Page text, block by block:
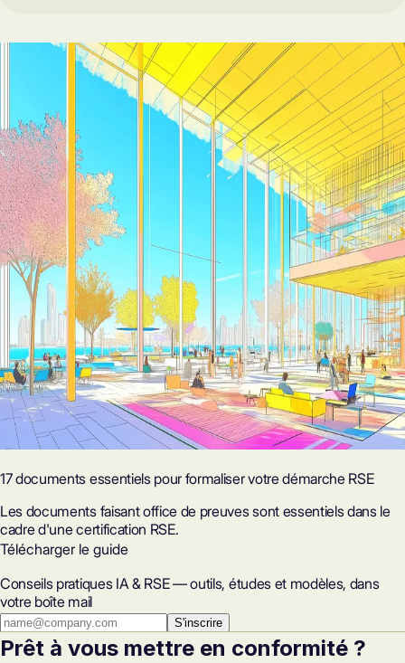
17 documents essentiels pour formaliser votre démarche RSE
Les documents faisant office de preuves sont essentiels dans le
cadre d'une certification RSE.
Télécharger le guide
Conseils pratiques IA & RSE — outils, études et modèles, dans
votre boîte mail
S'inscrire
Prêt à vous mettre en conformité ?